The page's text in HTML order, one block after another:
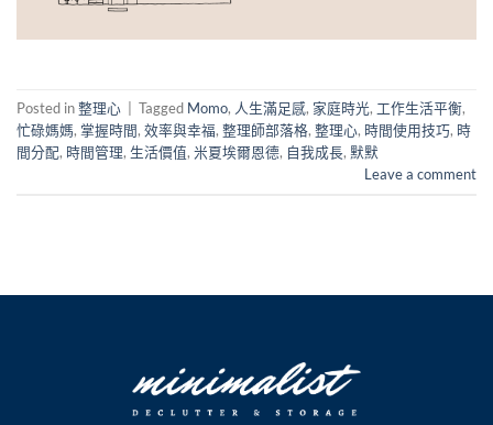
Posted in整理心 Tagged Momo, 人生滿足感, 家庭時光, 工作生活平衡,
忙碌媽媽, 掌握時間, 效率與幸福, 整理師部落格, 整理心, 時間使用技巧, 時
間分配, 時間管理, 生活價值, 米夏埃爾恩德, 自我成長, 默默
Leave a comment